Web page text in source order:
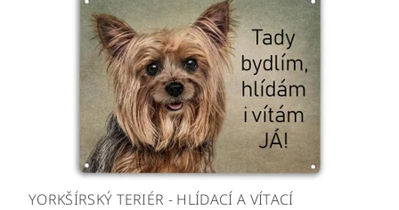
YORKŠÍRSKÝ TERIÉR - HLÍDACÍ A VÍTACÍ